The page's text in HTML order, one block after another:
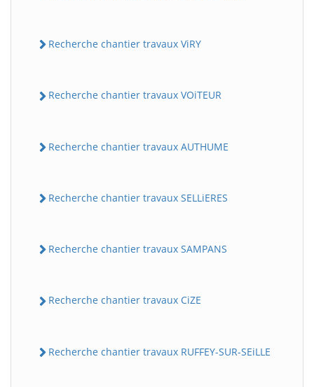
Recherche chantier travaux ViRY
Recherche chantier travaux VOiTEUR
Recherche chantier travaux AUTHUME
Recherche chantier travaux SELLiERES
Recherche chantier travaux SAMPANS
Recherche chantier travaux CiZE
Recherche chantier travaux RUFFEY-SUR-SEiLLE